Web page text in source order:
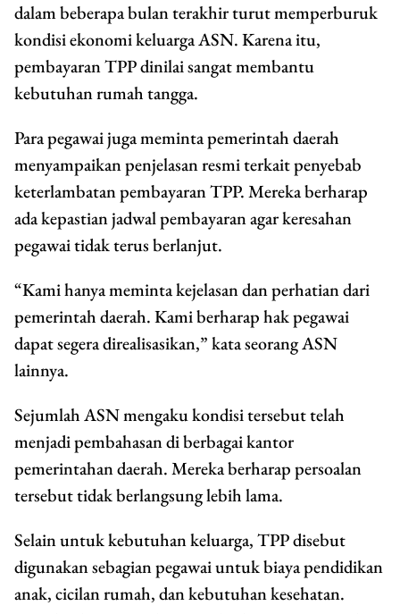
dalam beberapa bulan terakhir turut memperburuk
kondisi ekonomi keluarga ASN. Karena itu,
pembayaran TPP dinilai sangat membantu
kebutuhan rumah tangga.
Para pegawai juga meminta pemerintah daerah
menyampaikan penjelasan resmi terkait penyebab
keterlambatan pembayaran TPP. Mereka berharap
ada kepastian jadwal pembayaran agar keresahan
pegawai tidak terus berlanjut.
“Kami hanya meminta kejelasan dan perhatian dari
pemerintah daerah. Kami berharap hak pegawai
dapat segera direalisasikan,” kata seorang ASN
lainnya.
Sejumlah ASN mengaku kondisi tersebut telah
menjadi pembahasan di berbagai kantor
pemerintahan daerah. Mereka berharap persoalan
tersebut tidak berlangsung lebih lama.
Selain untuk kebutuhan keluarga, TPP disebut
digunakan sebagian pegawai untuk biaya pendidikan
anak, cicilan rumah, dan kebutuhan kesehatan.